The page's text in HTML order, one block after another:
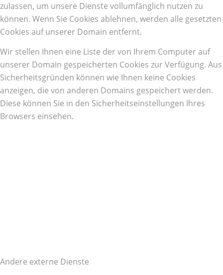
zulassen, um unsere Dienste vollumfänglich nutzen zu
können. Wenn Sie Cookies ablehnen, werden alle gesetzten
Cookies auf unserer Domain entfernt.
Wir stellen Ihnen eine Liste der von Ihrem Computer auf
unserer Domain gespeicherten Cookies zur Verfügung. Aus
Sicherheitsgründen können wie Ihnen keine Cookies
anzeigen, die von anderen Domains gespeichert werden.
Diese können Sie in den Sicherheitseinstellungen Ihres
Browsers einsehen.
Andere externe Dienste